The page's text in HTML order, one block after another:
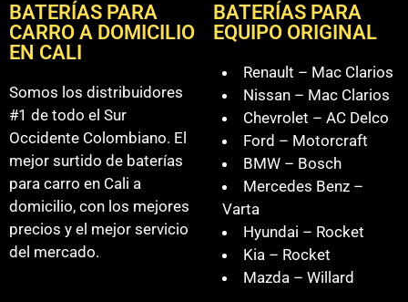
BATERÍAS PARA
CARRO A DOMICILIO
EN CALI
Somos los distribuidores
#1 de todo el Sur
Occidente Colombiano. El
mejor surtido de baterías
para carro en Cali a
domicilio, con los mejores
precios y el mejor servicio
del mercado.
BATERÍAS PARA
EQUIPO ORIGINAL
Renault – Mac Clarios
Nissan – Mac Clarios
Chevrolet – AC Delco
Ford – Motorcraft
BMW – Bosch
Mercedes Benz –
Varta
Hyundai – Rocket
Kia – Rocket
Mazda – Willard